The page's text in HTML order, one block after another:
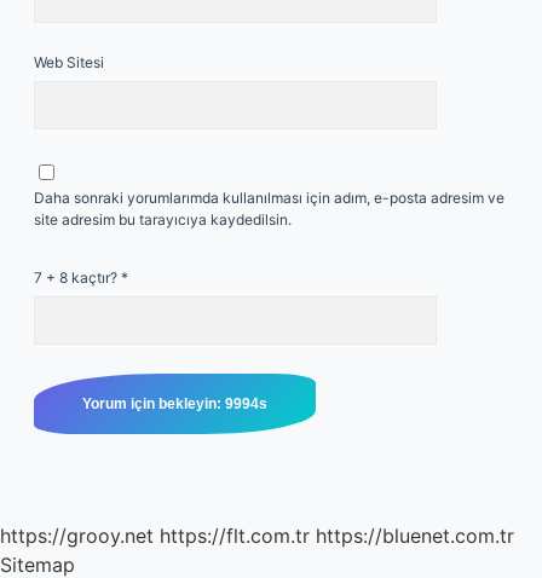
Web Sitesi
Daha sonraki yorumlarımda kullanılması için adım, e-posta adresim ve
site adresim bu tarayıcıya kaydedilsin.
7 + 8 kaçtır? *
https://grooy.net https://flt.com.tr https://bluenet.com.tr
Sitemap